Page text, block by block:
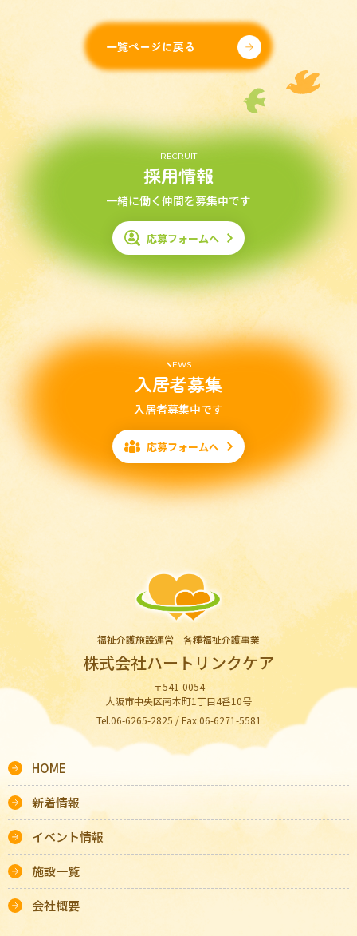
一覧ページに戻る
RECRUIT
採用情報
一緒に働く仲間を募集中です
応募フォームへ
NEWS
入居者募集
入居者募集中です
応募フォームへ
福祉介護施設運営 各種福祉介護事業
株式会社ハートリンクケア
〒541-0054
大阪市中央区南本町1丁目4番10号
Tel.06-6265-2825 / Fax.06-6271-5581
HOME
新着情報
イベント情報
施設一覧
会社概要